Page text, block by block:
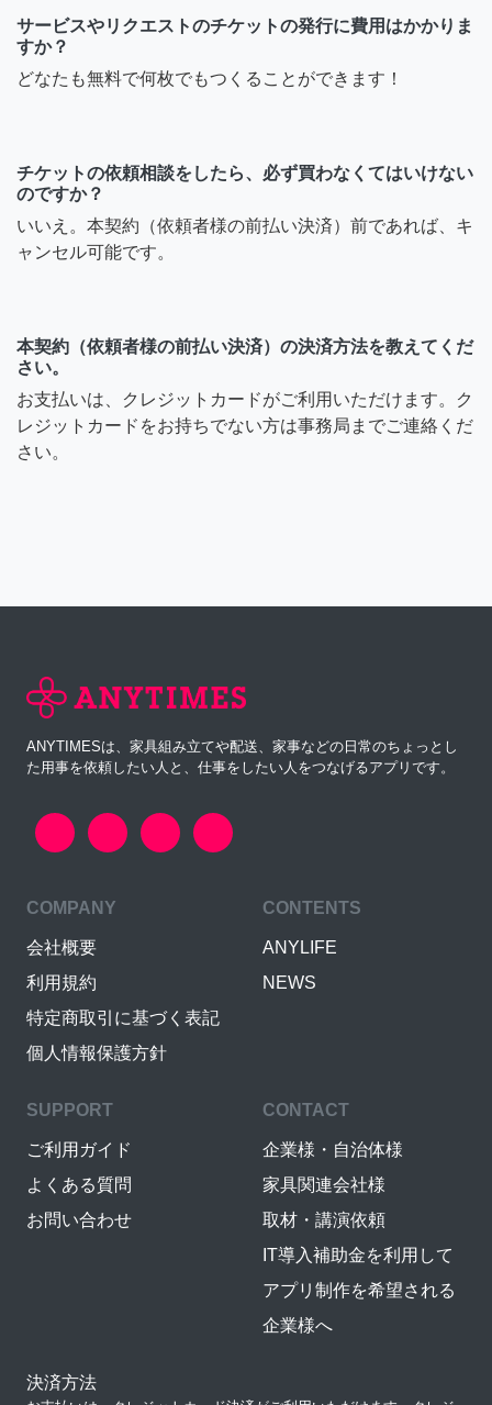
サービスやリクエストのチケットの発行に費用はかかりま
すか？
どなたも無料で何枚でもつくることができます！
チケットの依頼相談をしたら、必ず買わなくてはいけない
のですか？
いいえ。本契約（依頼者様の前払い決済）前であれば、キ
ャンセル可能です。
本契約（依頼者様の前払い決済）の決済方法を教えてくだ
さい。
お支払いは、クレジットカードがご利用いただけます。ク
レジットカードをお持ちでない方は事務局までご連絡くだ
さい。
ANYTIMESは、家具組み立てや配送、家事などの日常のちょっとし
た用事を依頼したい人と、仕事をしたい人をつなげるアプリです。
COMPANY
会社概要
利用規約
特定商取引に基づく表記
個人情報保護方針
CONTENTS
ANYLIFE
NEWS
SUPPORT
ご利用ガイド
よくある質問
お問い合わせ
CONTACT
企業様・自治体様
家具関連会社様
取材・講演依頼
IT導入補助金を利用して
アプリ制作を希望される
企業様へ
決済方法